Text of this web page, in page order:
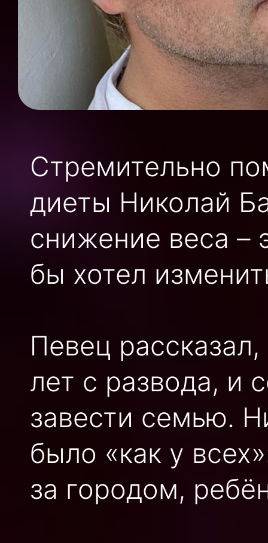
Стремительно
диеты Николай
снижение веса –
бы хотел
Певец
лет с развода, и
завести семью.
было «как у
за городом,